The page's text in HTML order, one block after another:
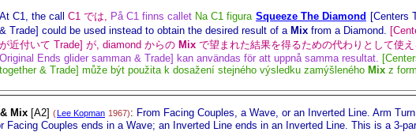
At C1, the call
C1 では, På C1 finns callet Na C1 figura Squeeze The Diamond [Centers
& Trade] could be used instead to obtain the desired result of a Mix from a Diamond.
が近付いて Trade] が, diamond からの Mix で望まれた結果を得るための代わりとして使え
Original Ends glider samman & Trade] kan användas för att uppnå samma resultat.
together & Trade] může být použita k dosažení stejného výsledku zamýšleného Mix z
Mix [A2] (Lee Kopman 1967): From Facing Couples, a Wave, or an Inverted Line. Arm
Facing Couples ends in a Wave; an Inverted Line ends in an Inverted Line. This is a 3-